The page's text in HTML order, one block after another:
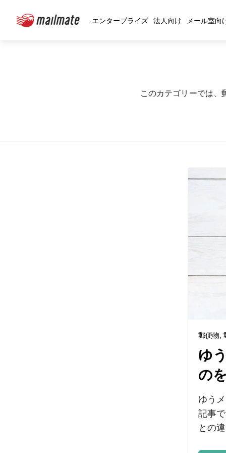
エンタープライズ 法人向け メール室向
このカテゴリーでは、
郵便物
ゆ
の
ゆう
記事
との